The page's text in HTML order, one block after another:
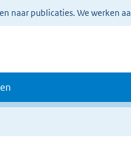
naar publicaties. We werken